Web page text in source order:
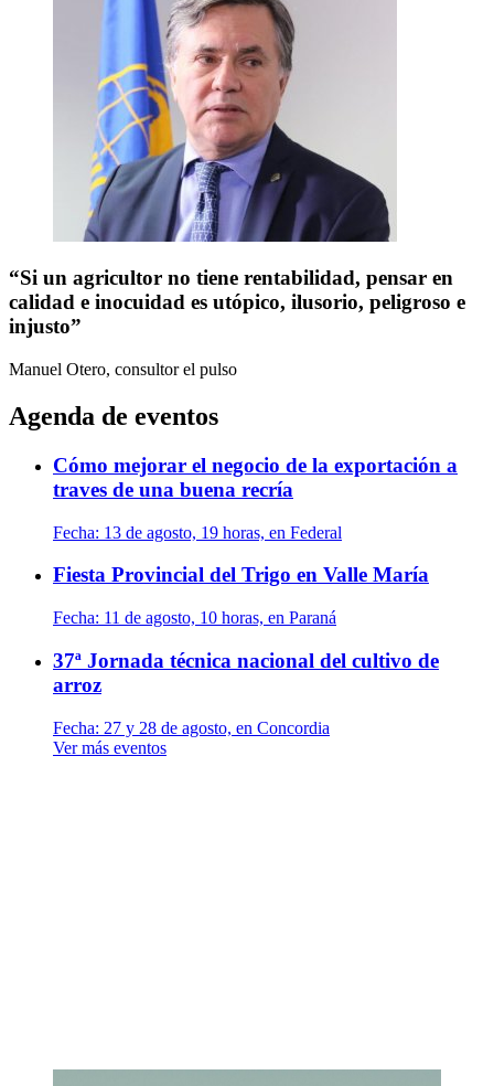
“Si un agricultor no tiene rentabilidad, pensar en
calidad e inocuidad es utópico, ilusorio, peligroso e
injusto”
Manuel Otero, consultor el pulso
Agenda de eventos
Cómo mejorar el negocio de la exportación a
traves de una buena recría
Fecha: 13 de agosto, 19 horas, en Federal
Fiesta Provincial del Trigo en Valle María
Fecha: 11 de agosto, 10 horas, en Paraná
37ª Jornada técnica nacional del cultivo de
arroz
Fecha: 27 y 28 de agosto, en Concordia
Ver más eventos